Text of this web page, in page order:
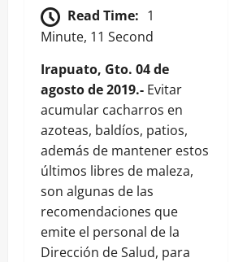
Read Time: 1
Minute, 11 Second
Irapuato, Gto. 04 de
agosto de 2019.- Evitar
acumular cacharros en
azoteas, baldíos, patios,
además de mantener estos
últimos libres de maleza,
son algunas de las
recomendaciones que
emite el personal de la
Dirección de Salud, para